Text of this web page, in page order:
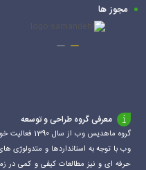
مجوز ها
معرفی گروه طراحی و توسعه
گروه ماهدیس
وب با توجه به استانداردها و متدولوژی
حرفه ای و نیز مطالعات کیفی و کمی در